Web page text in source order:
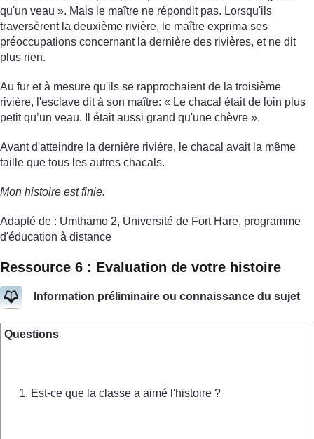
qu'un veau ». Mais le maître ne répondit pas. Lorsqu'ils
traversèrent la deuxième rivière, le maître exprima ses
préoccupations concernant la dernière des rivières, et ne dit
plus rien.
Au fur et à mesure qu'ils se rapprochaient de la troisième
rivière, l'esclave dit à son maître: « Le chacal était de loin plus
petit qu’un veau. Il était aussi grand qu'une chèvre ».
Avant d'atteindre la dernière rivière, le chacal avait la même
taille que tous les autres chacals.
Mon histoire est finie.
Adapté de : Umthamo 2, Université de Fort Hare, programme
d'éducation à distance
Ressource 6 : Evaluation de votre histoire
Information préliminaire ou connaissance du sujet
Questions
Est-ce que la classe a aimé l'histoire ?